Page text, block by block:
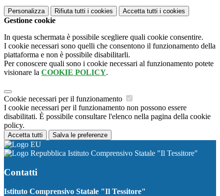
Personalizza Rifiuta tutti i cookies Accetta tutti i cookies
Gestione cookie
In questa schermata è possibile scegliere quali cookie consentire.
I cookie necessari sono quelli che consentono il funzionamento della
piattaforma e non è possibile disabilitarli.
Per conoscere quali sono i cookie necessari al funzionamento potete
visionare la COOKIE POLICY.
Cookie necessari per il funzionamento
I cookie necessari per il funzionamento non possono essere
disabilitati. È possibile consultare l'elenco nella pagina della cookie
policy.
Accetta tutti Salva le preferenze
Istituto Comprensivo Statale "Il Tessitore"
Contatti
Istituto Comprensivo Statale "Il Tessitore"